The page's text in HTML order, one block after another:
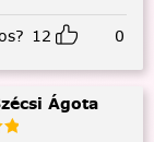
12 0
Ágota